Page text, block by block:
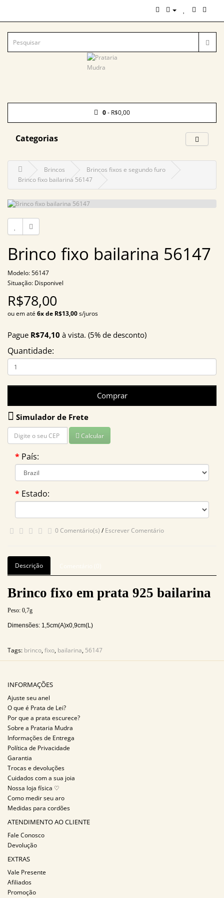
0- R$0,00
Categorias
Brincos
Brincos fixos e segundo furo
Brinco fixo bailarina 56147
Brinco fixo bailarina 56147
Modelo: 56147
Situação: Disponivel
R$78,00
ou em até6x de R$13,00s/juros
Pague R$74,10 à vista. (5% de desconto)
Quantidade:
Comprar
Simulador de Frete
Calcular
País:
Estado:
0 Comentário(s) /Escrever Comentário
Descrição
Brinco fixo em prata 925 bailarina
Peso: 0,7g
Dimensões: 1,5cm(A)x0,9cm(L)
Tags: brinco,fixo, bailarina, 56147
INFORMAÇÕES
Ajuste seu anel
O que é Prata de Lei?
Por que a prata escurece?
Sobre a Prataria Mudra
Informações de Entrega
Política de Privacidade
Garantia
Trocas e devoluções
Cuidados com a sua joia
Nossa loja física ♡
Como medir seu aro
Medidas para cordões
ATENDIMENTO AO CLIENTE
Fale Conosco
Devolução
EXTRAS
Vale Presente
Afiliados
Promoção